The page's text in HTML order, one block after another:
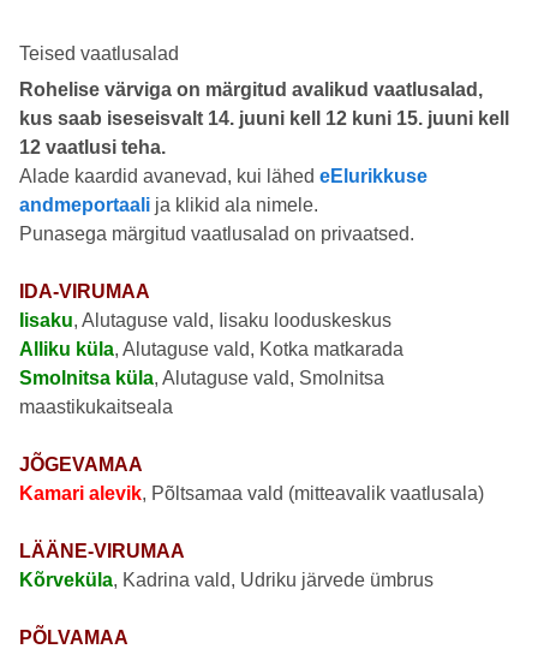
Teised vaatlusalad
Rohelise värviga on märgitud avalikud vaatlusalad,
kus saab iseseisvalt 14. juuni kell 12 kuni 15. juuni kell
12 vaatlusi teha.
Alade kaardid avanevad, kui lähed eElurikkuse
andmeportaali ja klikid ala nimele.
Punasega märgitud vaatlusalad on privaatsed.
IDA-VIRUMAA
Iisaku, Alutaguse vald, Iisaku looduskeskus
Alliku küla, Alutaguse vald, Kotka matkarada
Smolnitsa küla, Alutaguse vald, Smolnitsa
maastikukaitseala
JÕGEVAMAA
Kamari alevik, Põltsamaa vald (mitteavalik vaatlusala)
LÄÄNE-VIRUMAA
Kõrveküla, Kadrina vald, Udriku järvede ümbrus
PÕLVAMAA